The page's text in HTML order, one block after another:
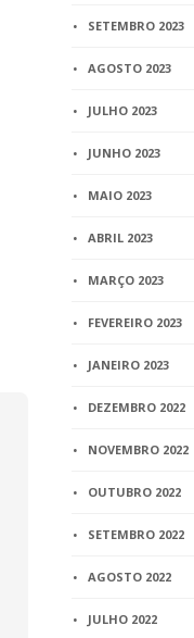
SETEMBRO 2023
AGOSTO 2023
JULHO 2023
JUNHO 2023
MAIO 2023
ABRIL 2023
MARÇO 2023
FEVEREIRO 2023
JANEIRO 2023
DEZEMBRO 2022
NOVEMBRO 2022
OUTUBRO 2022
SETEMBRO 2022
AGOSTO 2022
JULHO 2022